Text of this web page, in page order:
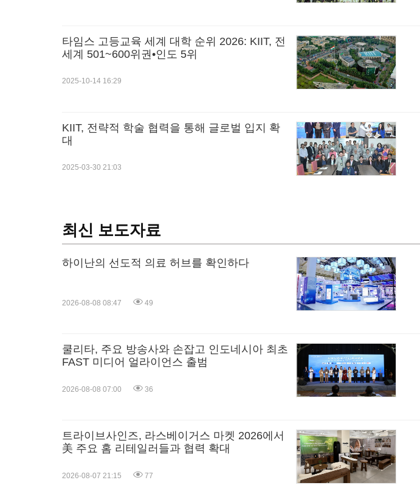
타임스 고등교육 세계 대학 순위 2026: KIIT, 전
세계 501~600위권•인도 5위
2025-10-14 16:29
KIIT, 전략적 학술 협력을 통해 글로벌 입지 확
대
2025-03-30 21:03
최신 보도자료
하이난의 선도적 의료 허브를 확인하다
2026-08-08 08:47 49
쿨리타, 주요 방송사와 손잡고 인도네시아 최초
FAST 미디어 얼라이언스 출범
2026-08-08 07:00 36
트라이브사인즈, 라스베이거스 마켓 2026에서
美 주요 홈 리테일러들과 협력 확대
2026-08-07 21:15 77